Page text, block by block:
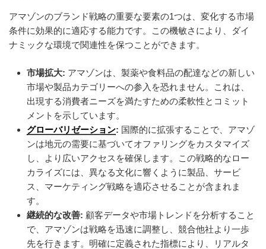
アマゾンのブランド戦略の重要な要素の1つは、変化する市場
条件に効果的に適応する能力です。この機敏さにより、ダイ
ナミックな環境で関連性を保つことができます。
市場拡大: アマゾンは、製薬や食料品の配達などの新しい
市場や製品カテゴリーへの参入を恐れません。これは、
出現する消費者ニーズを満たすための柔軟性とコミット
メントを示しています。
グローバリゼーション: 国際的に拡張することで、アマゾ
ンは地元の需要に基づいてオファリングをカスタマイズ
し、より広いアクセスを確保します。この戦略的なロー
カライズには、異なる文化に響くように製品、サービ
ス、マーケティング戦略を適応させることが含まれま
す。
継続的な改善: 顧客データや市場トレンドを分析すること
で、アマゾンは戦略を迅速に調整し、競合他社より一歩
先を行きます。明確に定義された指標により、リアルタ